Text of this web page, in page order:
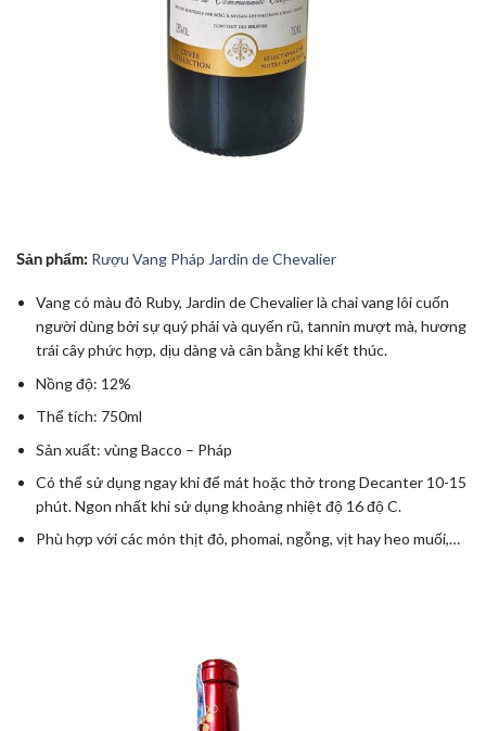
Sản phẩm: Rượu Vang Pháp Jardin de Chevalier
Vang có màu đỏ Ruby, Jardin de Chevalier là chai vang lôi cuốn
người dùng bởi sự quý phái và quyến rũ, tannin mượt mà, hương
trái cây phức hợp, dịu dàng và cân bằng khi kết thúc.
Nồng độ: 12%
Thể tích: 750ml
Sản xuất: vùng Bacco – Pháp
Có thể sử dụng ngay khi để mát hoặc thở trong Decanter 10-15
phút. Ngon nhất khi sử dụng khoảng nhiệt độ 16 độ C.
Phù hợp với các món thịt đỏ, phomai, ngỗng, vịt hay heo muối,…